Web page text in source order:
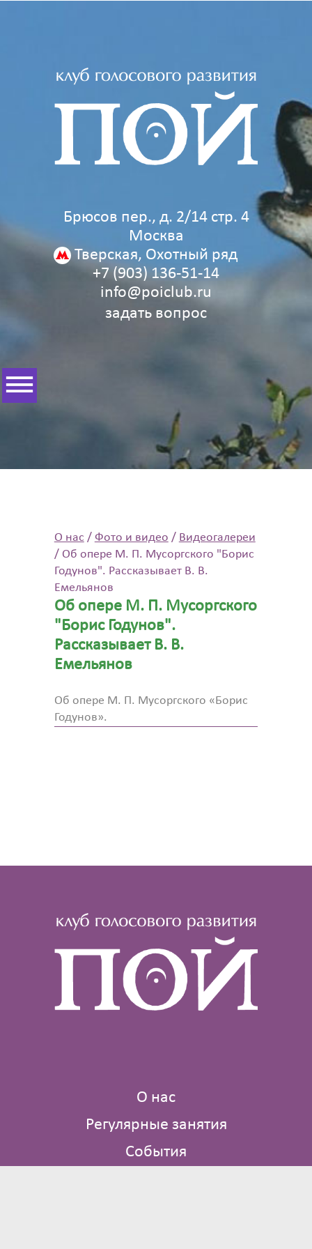
Брюсов пер., д. 2/14 стр. 4
Москва
Тверская, Охотный ряд
+7 (903) 136‑51‑14
info@poiclub.ru
задать вопрос
О нас / Фото и видео / Видеогалереи
/ Об опере М. П. Мусоргского "Борис
Годунов". Рассказывает В. В.
Емельянов
Об опере М. П. Мусоргского
"Борис Годунов".
Рассказывает В. В.
Емельянов
Об опере М. П. Мусоргского «Борис
Годунов».
О нас
Регулярные занятия
События